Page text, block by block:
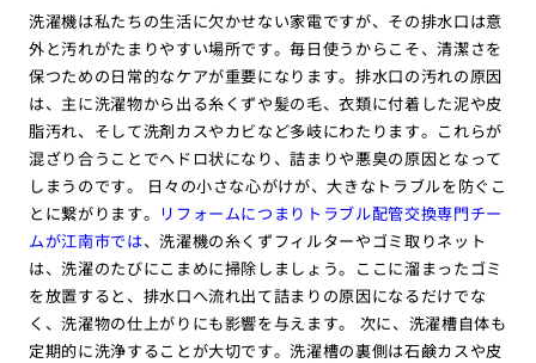
洗濯機は私たちの生活に欠かせない家電ですが、その排水口は意
外と汚れがたまりやすい場所です。毎日使うからこそ、清潔さを
保つための日常的なケアが重要になります。排水口の汚れの原因
は、主に洗濯物から出る糸くずや髪の毛、衣類に付着した泥や皮
脂汚れ、そして洗剤カスやカビなど多岐にわたります。これらが
混ざり合うことでヘドロ状になり、詰まりや悪臭の原因となって
しまうのです。 日々の小さな心がけが、大きなトラブルを防ぐこ
とに繋がります。 リフォームにつまりトラブル配管交換専門チー
ムが江南市では、洗濯機の糸くずフィルターやゴミ取りネット
は、洗濯のたびにこまめに掃除しましょう。ここに溜まったゴミ
を放置すると、排水口へ流れ出て詰まりの原因になるだけでな
く、洗濯物の仕上がりにも影響を与えます。 次に、洗濯槽自体も
定期的に洗浄することが大切です。洗濯槽の裏側は石鹸カスや皮